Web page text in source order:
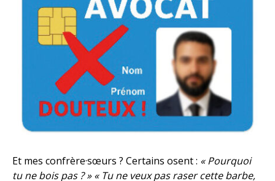
Et mes confrère·sœurs ? Certains osent : « Pourquoi
tu ne bois pas ? » « Tu ne veux pas raser cette barbe,